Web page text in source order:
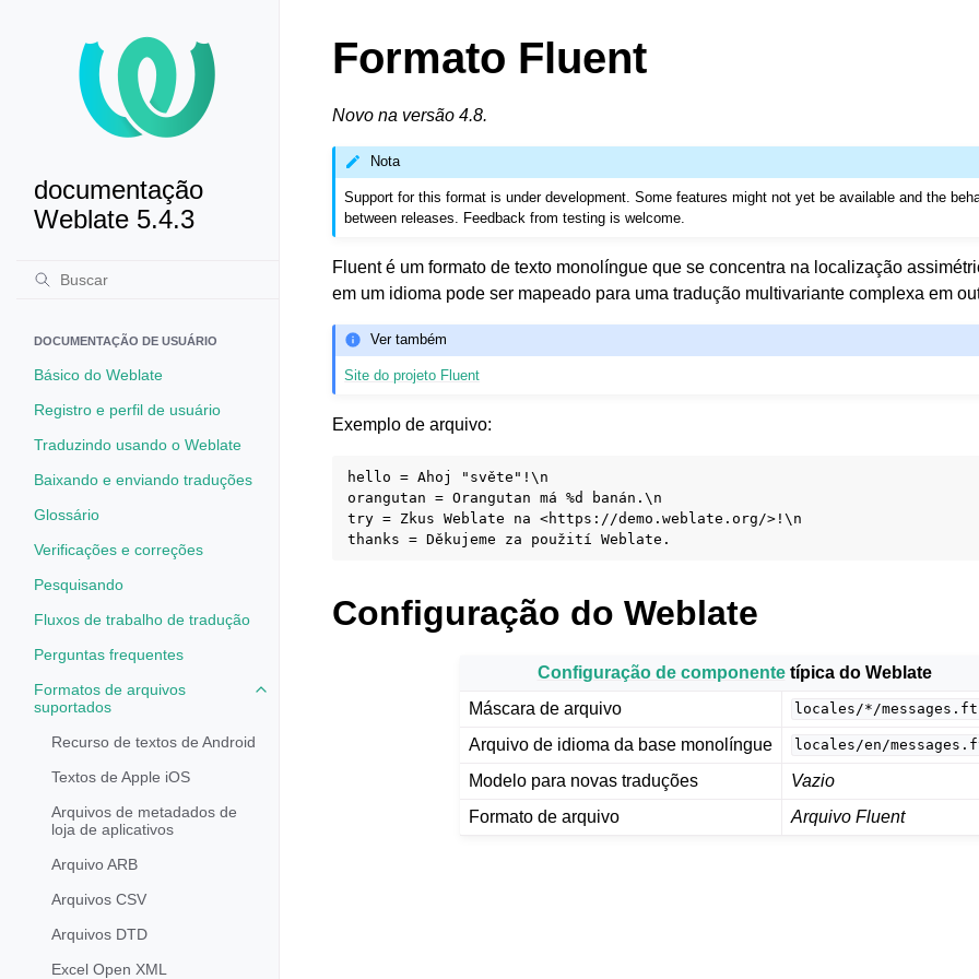
documentação
Weblate 5.4.3
DOCUMENTAÇÃO DE USUÁRIO
Básico do Weblate
Registro e perfil de usuário
Traduzindo usando o Weblate
Baixando e enviando traduções
Glossário
Verificações e correções
Pesquisando
Fluxos de trabalho de tradução
Perguntas frequentes
Formatos de arquivos
suportados
Toggle navigation of Formatos de arquivos suportados
Recurso de textos de Android
Textos de Apple iOS
Arquivos de metadados de
loja de aplicativos
Arquivo ARB
Arquivos CSV
Arquivos DTD
Excel Open XML
Formato Fluent
Novo na versão 4.8.
Nota
Support for this format is under development. Some features might not yet be available and the
between releases. Feedback from testing is welcome.
Fluent é um formato de texto monolíngue que se concentra na localização
em um idioma pode ser mapeado para uma tradução multivariante complexa em
Ver também
Site do projeto Fluent
Exemplo de arquivo:
hello = Ahoj "světe"!\n
orangutan = Orangutan má %d banán.\n
try = Zkus Weblate na <https://demo.weblate.org/>!\n
Configuração do Weblate
Configuração de componentetípica do Weblate
Máscara de arquivo
locales/*/
Arquivo de idioma da base monolíngue locales/en/
Modelo para novas traduções
Vazio
Formato de arquivo
Arquivo Fluent